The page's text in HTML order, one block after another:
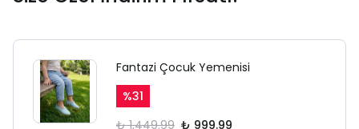
Fantazi Çocuk Yemenisi
%31
₺ 1,449.99 ₺ 999.99